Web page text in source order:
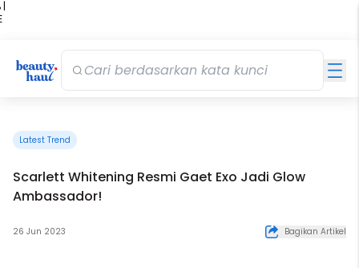
|
Latest Trend
Scarlett Whitening Resmi Gaet Exo Jadi Glow
Ambassador!
26 Jun 2023 Bagikan Artikel